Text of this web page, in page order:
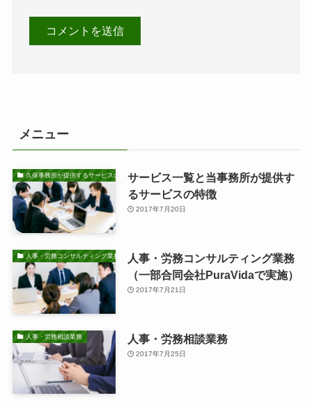
メニュー
久保事務所が提供するサービスの特徴サービス一覧と当事務所が提供す
るサービスの特徴
2017年7月20日
人事・労務コンサルティング業務
人事・労務コンサルティング業務
（一部合同会社PuraVidaで実施）
2017年7月21日
人事・労務相談業務 人事・労務相談業務
2017年7月25日